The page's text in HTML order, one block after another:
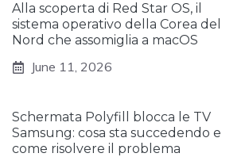
Alla scoperta di Red Star OS, il
sistema operativo della Corea del
Nord che assomiglia a macOS
June 11, 2026
Schermata Polyfill blocca le TV
Samsung: cosa sta succedendo e
come risolvere il problema